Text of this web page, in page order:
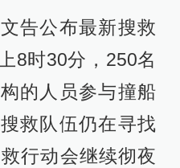
告公布最新搜救
8时30分，250名
的人员参与撞船
救队伍仍在寻找
行动会继续彻夜